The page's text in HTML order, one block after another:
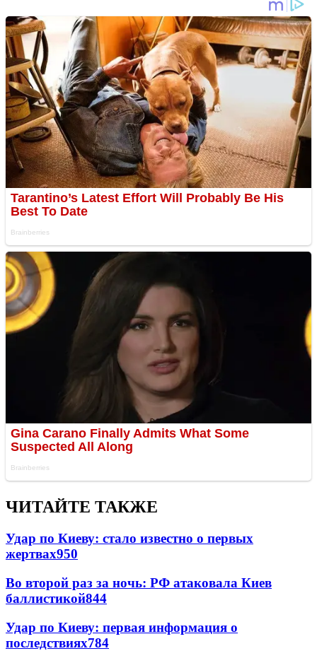
ЧИТАЙТЕ ТАКЖЕ
Удар по Киеву: стало известно о первых
жертвах950
Во второй раз за ночь: РФ атаковала Киев
баллистикой844
Удар по Киеву: первая информация о
последствиях784